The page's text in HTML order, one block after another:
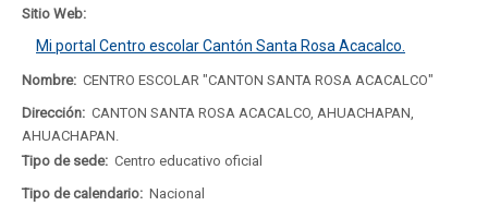
Gestión
Educativa
Salvadoreña
Sitio Web:
Mi portal Centro escolar Cantón Santa Rosa Acacalco.
Nombre: CENTRO ESCOLAR "CANTON SANTA ROSA ACACALCO"
Dirección: CANTON SANTA ROSA ACACALCO, AHUACHAPAN,
AHUACHAPAN.
Tipo de sede: Centro educativo oficial
Tipo de calendario: Nacional